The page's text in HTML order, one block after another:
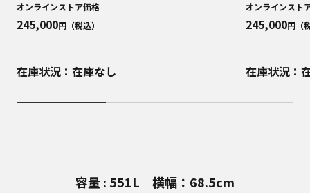
オンラインストア価格
245,000円（税込）
在庫状況：在庫なし
オンラインスト
245,000円（
在庫状況：
容量 : 551L 横幅：68.5cm